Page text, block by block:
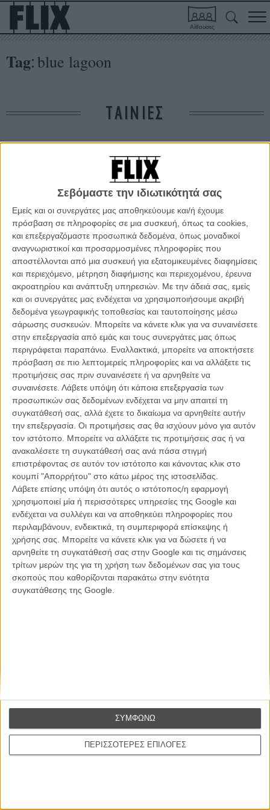
Σεβόμαστε την ιδιωτικότητά σας
Εμείς και οι συνεργάτες μας αποθηκεύουμε και/ή έχουμε
πρόσβαση σε πληροφορίες σε μια συσκευή, όπως τα cookies,
και επεξεργαζόμαστε προσωπικά δεδομένα, όπως μοναδικοί
αναγνωριστικοί και προσαρμοσμένες πληροφορίες που
αποστέλλονται από μια συσκευή για εξατομικευμένες διαφημίσεις
και περιεχόμενο, μέτρηση διαφήμισης και περιεχομένου, έρευνα
ακροατηρίου και ανάπτυξη υπηρεσιών. Με την άδειά σας, εμείς
και οι συνεργάτες μας ενδέχεται να χρησιμοποιήσουμε ακριβή
δεδομένα γεωγραφικής τοποθεσίας και ταυτοποίησης μέσω
σάρωσης συσκευών. Μπορείτε να κάνετε κλικ για να συναινέσετε
στην επεξεργασία από εμάς και τους συνεργάτες μας όπως
περιγράφεται παραπάνω. Εναλλακτικά, μπορείτε να αποκτήσετε
πρόσβαση σε πιο λεπτομερείς πληροφορίες και να αλλάξετε τις
προτιμήσεις σας πριν συναινέσετε ή να αρνηθείτε να
συναινέσετε. Λάβετε υπόψη ότι κάποια επεξεργασία των
προσωπικών σας δεδομένων ενδέχεται να μην απαιτεί τη
συγκατάθεσή σας, αλλά έχετε το δικαίωμα να αρνηθείτε αυτήν
την επεξεργασία. Οι προτιμήσεις σας θα ισχύουν μόνο για αυτόν
τον ιστότοπο. Μπορείτε να αλλάξετε τις προτιμήσεις σας ή να
ανακαλέσετε τη συγκατάθεσή σας ανά πάσα στιγμή
επιστρέφοντας σε αυτόν τον ιστότοπο και κάνοντας κλικ στο
κουμπί "Απορρήτου" στο κάτω μέρος της ιστοσελίδας.
Λάβετε επίσης υπόψη ότι αυτός ο ιστότοπος/η εφαρμογή
χρησιμοποιεί μία ή περισσότερες υπηρεσίες της Google και
ενδέχεται να συλλέγει και να αποθηκεύει πληροφορίες που
περιλαμβάνουν, ενδεικτικά, τη συμπεριφορά επίσκεψης ή
χρήσης σας. Μπορείτε να κάνετε κλικ για να δώσετε ή να
αρνηθείτε τη συγκατάθεσή σας στην Google και τις σημάνσεις
τρίτων μερών της για τη χρήση των δεδομένων σας για τους
σκοπούς που καθορίζονται παρακάτω στην ενότητα
συγκατάθεσης της Google.
ΠΕΡΙΣΣΟΤΕΡΕΣ ΕΠΙΛΟΓΕΣ
ΣΥΜΦΩΝΩ
Αίθουσες
Tag: blue lagoon
ΤΑΙΝΙΕΣ
Δε βρέθηκαν σχετικές κριτικές ταινιών.
ΑΡΘΡΑ
Advent Calendar: 5 Δεκεμβρίου 2014
ΝΕΑ /05 ΔΕΚ 2014/ Λήδα Γαλανού
Βιμ Βέντερς
Συνέντευξη
Η επιτυχία είναι υπερτιμημένη. Δεν σε κάνει
καλύτερο, δεν σε πάει πουθενά η επιτυχία. Είναι
απλώς ένα ωραίο, ανεβαστικό, επιφανειακό
συναίσθημα.»
CONNECT
Εγγράψου στο εβδομαδιαίο newsletter μας.
ΕΓΓΡΑΦΗ
Θέλω να λαμβάνω τα newsletter σας.